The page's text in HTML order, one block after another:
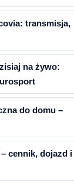
transmisja,
na żywo:
do domu –
cennik, dojazd i